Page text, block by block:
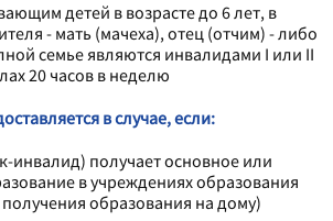
детей в возрасте до 6 лет, в
- мать (мачеха), отец (отчим) - либо
семье являются инвалидами I или II
20 часов в неделю
в случае, если:
инвалид) получает основное или
в учреждениях образования
образования на дому)